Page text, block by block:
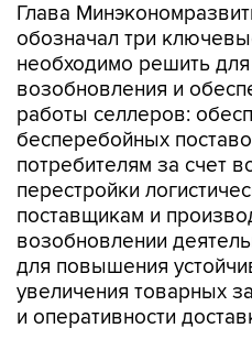
Глава
обозначал три
необходимо решить
возобновления и
работы селлеров:
бесперебойных
потребителям за счет
перестройки
поставщикам и
возобновлении
для повышения
увеличения товарных
и оперативности